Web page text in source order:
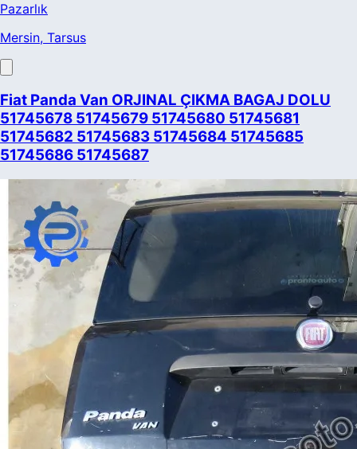
Pazarlık
Mersin, Tarsus
Fiat Panda Van ORJINAL ÇIKMA BAGAJ DOLU
51745678 51745679 51745680 51745681
51745682 51745683 51745684 51745685
51745686 51745687